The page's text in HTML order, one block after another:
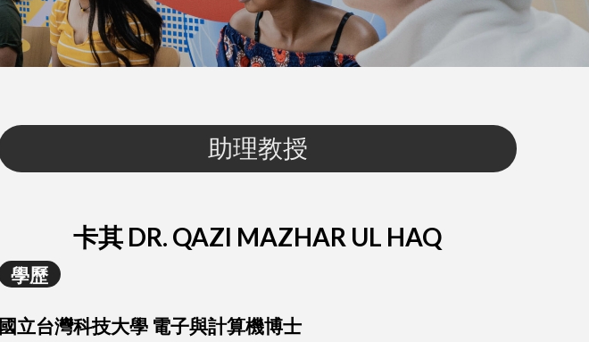
助理教授
卡其 DR. QAZI MAZHAR UL HAQ
學歷
國立台灣科技大學 電子與計算機博士